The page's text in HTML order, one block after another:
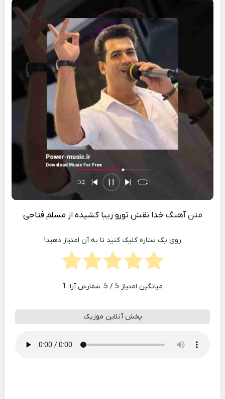
متن آهنگخدا نقش تورو زیبا کشیده از مسلم فتاحی
روی یک ستاره کلیک کنید تا به آن امتیاز دهید!
میانگین امتیاز 5 / 5. شمارش آرا: 1
پخش آنلاین موزیک